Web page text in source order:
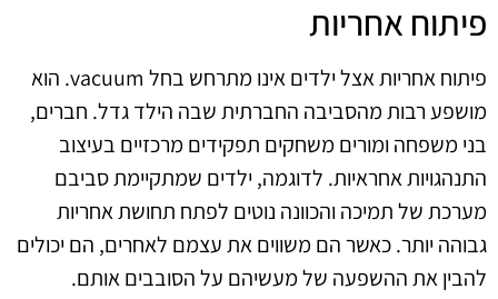
פיתוח אחריות
פיתוח אחריות אצל ילדים אינו מתרחש בחל vacuum. הוא
מושפע רבות מהסביבה החברתית שבה הילד גדל. חברים,
בני משפחה ומורים משחקים תפקידים מרכזיים בעיצוב
התנהגויות אחראיות. לדוגמה, ילדים שמתקיימת סביבם
מערכת של תמיכה והכוונה נוטים לפתח תחושת אחריות
גבוהה יותר. כאשר הם משווים את עצמם לאחרים, הם יכולים
להבין את ההשפעה של מעשיהם על הסובבים אותם.